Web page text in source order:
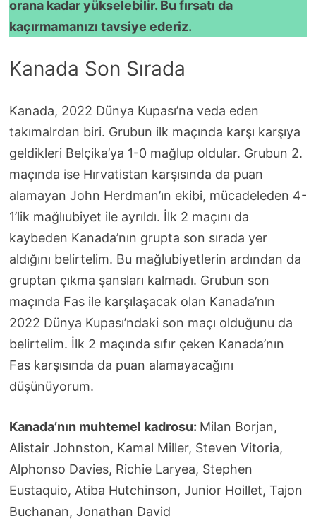
orana kadar yükselebilir. Bu fırsatı da
kaçırmamanızı tavsiye ederiz.
Kanada Son Sırada
Kanada, 2022 Dünya Kupası’na veda eden
takımalrdan biri. Grubun ilk maçında karşı karşıya
geldikleri Belçika’ya 1-0 mağlup oldular. Grubun 2.
maçında ise Hırvatistan karşısında da puan
alamayan John Herdman’ın ekibi, mücadeleden 4-
1’lik mağlıubiyet ile ayrıldı. İlk 2 maçını da
kaybeden Kanada’nın grupta son sırada yer
aldığını belirtelim. Bu mağlubiyetlerin ardından da
gruptan çıkma şansları kalmadı. Grubun son
maçında Fas ile karşılaşacak olan Kanada’nın
2022 Dünya Kupası’ndaki son maçı olduğunu da
belirtelim. İlk 2 maçında sıfır çeken Kanada’nın
Fas karşısında da puan alamayacağını
düşünüyorum.
Kanada’nın muhtemel kadrosu: Milan Borjan,
Alistair Johnston, Kamal Miller, Steven Vitoria,
Alphonso Davies, Richie Laryea, Stephen
Eustaquio, Atiba Hutchinson, Junior Hoillet, Tajon
Buchanan, Jonathan David